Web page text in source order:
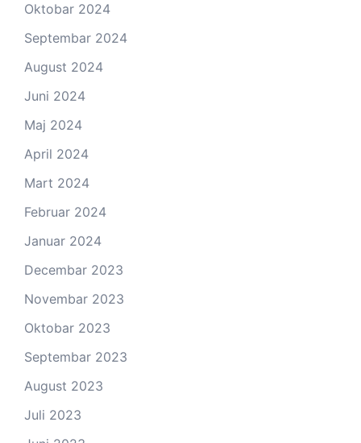
Oktobar 2024
Septembar 2024
August 2024
Juni 2024
Maj 2024
April 2024
Mart 2024
Februar 2024
Januar 2024
Decembar 2023
Novembar 2023
Oktobar 2023
Septembar 2023
August 2023
Juli 2023